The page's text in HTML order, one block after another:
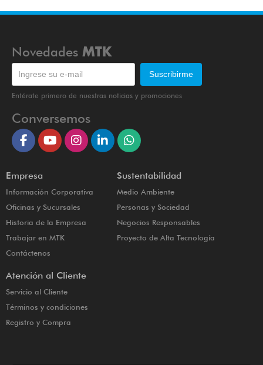
Novedades MTK
Entérate primero de nuestras noticias y promociones
Conversemos
Empresa
Información Corporativa
Oficinas y Sucursales
Historia de la Empresa
Trabajar en MTK
Contáctenos
Sustentabilidad
Medio Ambiente
Personas y Sociedad
Negocios Responsables
Proyecto de Alta Tecnología
Atención al Cliente
Servicio al Cliente
Términos y condiciones
Registro y Compra